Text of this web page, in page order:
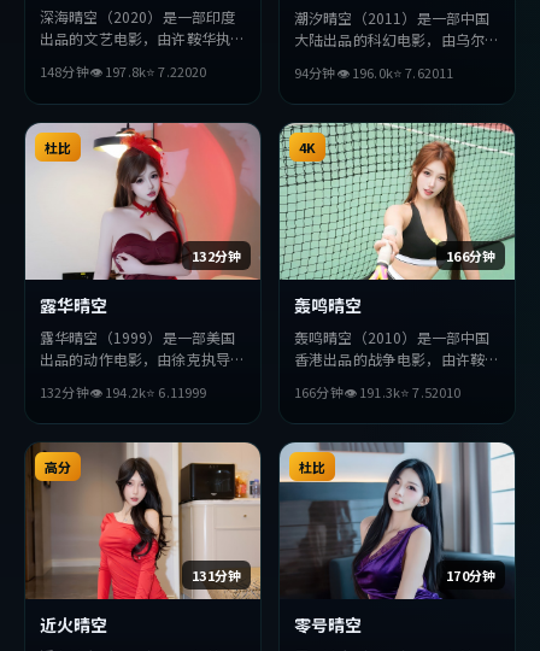
深海晴空（2020）是一部印度
出品的文艺电影，由许鞍华执
演。影片在叙事与视听上力求突
破，探讨人性与抉择，节奏张弛
有度，适合喜欢该类型的观众完
整观看。
148分钟👁197.8k⭐7.22020
潮汐晴空（2011）是一部中国
大陆出品的科幻电影，由乌尔善
主演。影片在叙事与视听上力求
突破，探讨人性与抉择，节奏张
弛有度，适合喜欢该类型的观众
完整观看。
94分钟👁196.0k⭐7.62011
132分钟
杜比
露华晴空
露华晴空（1999）是一部美国
出品的动作电影，由徐克执导，
演。影片在叙事与视听上力求突
破，探讨人性与抉择，节奏张弛
有度，适合喜欢该类型的观众完
整观看。
132分钟👁194.2k⭐ 6.11999
166分钟
4K
轰鸣晴空
轰鸣晴空（2010）是一部中国
香港出品的战争电影，由许鞍华
主演。影片在叙事与视听上力求
突破，探讨人性与抉择，节奏张
弛有度，适合喜欢该类型的观众
完整观看。
166分钟👁191.3k⭐7.52010
131分钟
高分
近火晴空
170分钟
杜比
零号晴空